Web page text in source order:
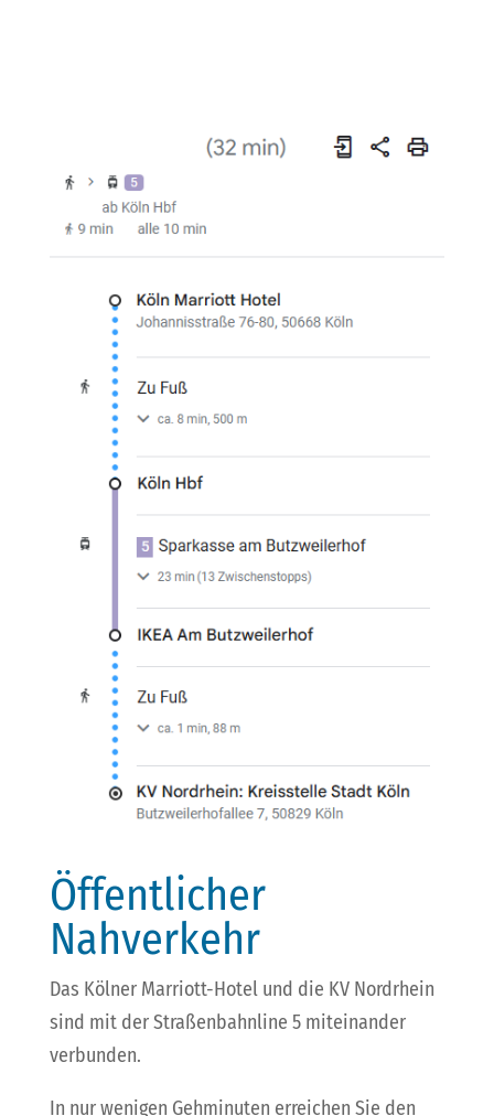
Öffentlicher
Nahverkehr
Das Kölner Marriott-Hotel und die KV Nordrhein
sind mit der Straßenbahnline 5 miteinander
verbunden.
In nur wenigen Gehminuten erreichen Sie den